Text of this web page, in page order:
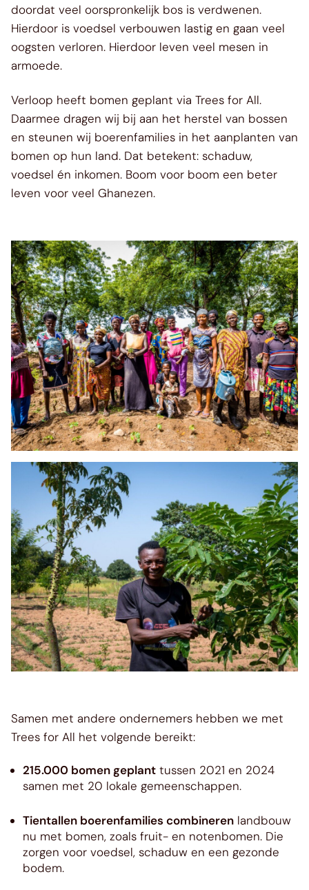
doordat veel oorspronkelijk bos is verdwenen.
Hierdoor is voedsel verbouwen lastig en gaan veel
oogsten verloren. Hierdoor leven veel mesen in
armoede.
Verloop heeft bomen geplant via Trees for All.
Daarmee dragen wij bij aan het herstel van bossen
en steunen wij boerenfamilies in het aanplanten van
bomen op hun land. Dat betekent: schaduw,
voedsel én inkomen. Boom voor boom een beter
leven voor veel Ghanezen.
Samen met andere ondernemers hebben we met
Trees for All het volgende bereikt:
215.000 bomen geplant tussen 2021 en 2024
samen met 20 lokale gemeenschappen.
Tientallen boerenfamilies combineren landbouw
nu met bomen, zoals fruit- en notenbomen. Die
zorgen voor voedsel, schaduw en een gezonde
bodem.